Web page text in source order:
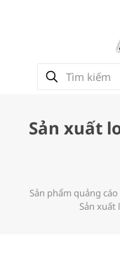
Sản xuất
Sản phẩm quảng cáo
Sản xuất